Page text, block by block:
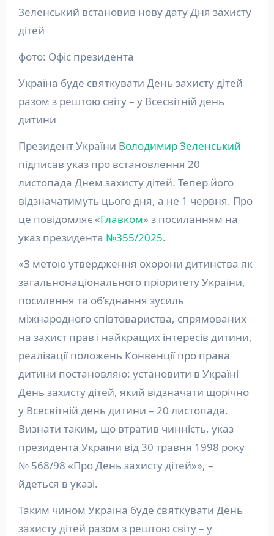
Зеленський встановив нову дату Дня захисту
дітей
фото: Офіс президента
Україна буде святкувати День захисту дітей
разом з рештою світу – у Всесвітній день
дитини
Президент України Володимир Зеленський
підписав указ про встановлення 20
листопада Днем захисту дітей. Тепер його
відзначатимуть цього дня, а не 1 червня. Про
це повідомляє «Главком» з посиланням на
указ президента №355/2025.
«З метою утвердження охорони дитинства як
загальнонаціонального пріоритету України,
посилення та об’єднання зусиль
міжнародного співтовариства, спрямованих
на захист прав і найкращих інтересів дитини,
реалізації положень Конвенції про права
дитини постановляю: установити в Україні
День захисту дітей, який відзначати щорічно
у Всесвітній день дитини – 20 листопада.
Визнати таким, що втратив чинність, указ
президента України від 30 травня 1998 року
№ 568/98 «Про День захисту дітей»», –
йдеться в указі.
Таким чином Україна буде святкувати День
захисту дітей разом з рештою світу – у